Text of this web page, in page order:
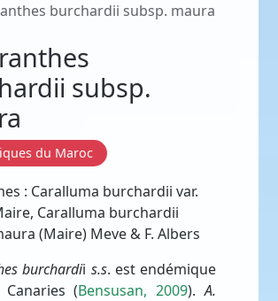
burchardii subsp. maura
subsp.
du Maroc
: Caralluma burchardii var.
Caralluma burchardii
(Maire) Meve & F. Albers
burchardii s.s. est endémique
(Bensusan, 2009).A.